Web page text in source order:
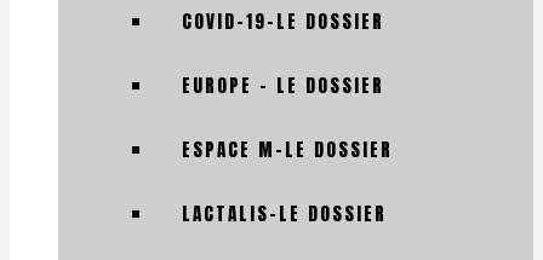
COVID-19-LE DOSSIER
EUROPE – LE DOSSIER
ESPACE M-LE DOSSIER
LACTALIS-LE DOSSIER